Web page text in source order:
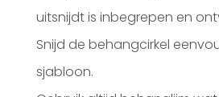
uitsnijdt is inbegrepen en
Snijd de behangcirkel
sjabloon.